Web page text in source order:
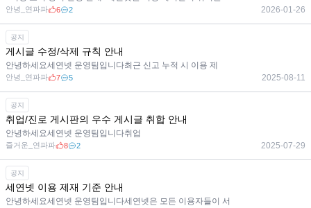
안녕_연파파 6 2 2026-01-26
공지
게시글 수정/삭제 규칙 안내
안녕하세요세연넷 운영팀입니다최근 신고 누적 시 이용 제
안녕_연파파 7 5 2025-08-11
공지
취업/진로 게시판의 우수 게시글 취합 안내
안녕하세요세연넷 운영팀입니다취업
즐거운_연파파 8 2 2025-07-29
공지
세연넷 이용 제재 기준 안내
안녕하세요세연넷 운영팀입니다세연넷은 모든 이용자들이 서